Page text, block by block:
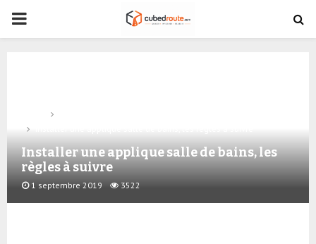
PRIMARY
Installer une applique salle de bains, les
règles à suivre
1 septembre 2019 3522